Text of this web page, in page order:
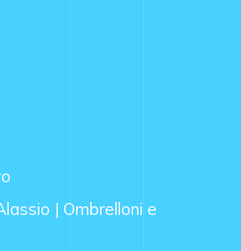
| Ombrelloni e